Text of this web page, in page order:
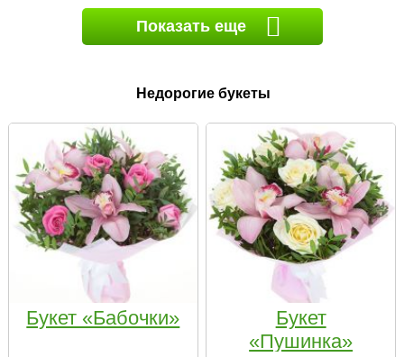
Показать еще
Недорогие букеты
Букет «Бабочки»
Букет
«Пушинка»